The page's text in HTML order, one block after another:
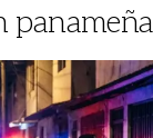
panameña